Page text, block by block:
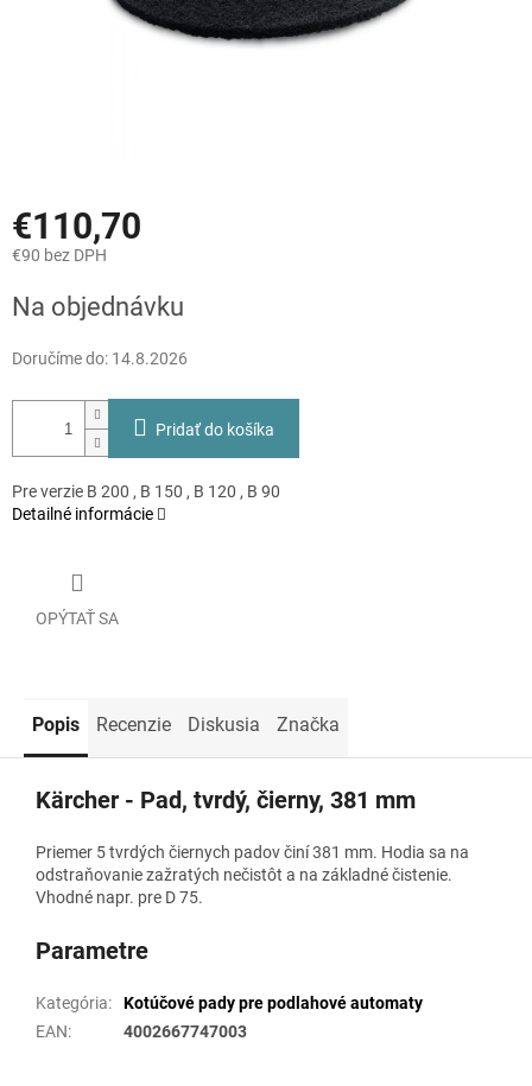
€110,70
€90 bez DPH
cena:
Na objednávku
Doručíme do: 14.8.2026
Pridať do košíka
Pre verzie B 200 , B 150 , B 120 , B 90
Detailné informácie
OPÝTAŤ SA
Popis Recenzie Diskusia Značka
Kärcher - Pad, tvrdý, čierny, 381 mm
Priemer 5 tvrdých čiernych padov činí 381 mm. Hodia sa na
odstraňovanie zažratých nečistôt a na základné čistenie.
Vhodné napr. pre D 75.
Parametre
Kategória:
Kotúčové pady pre podlahové automaty
EAN: 4002667747003